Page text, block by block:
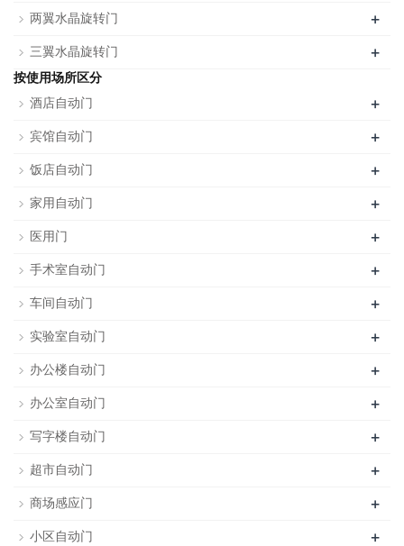
两翼水晶旋转门 +
三翼水晶旋转门 +
按使用场所区分
酒店自动门
+
宾馆自动门 +
饭店自动门 +
家用自动门 +
医用门 +
手术室自动门 +
车间自动门 +
实验室自动门 +
办公楼自动门 +
办公室自动门 +
写字楼自动门 +
超市自动门 +
商场感应门 +
小区自动门 +